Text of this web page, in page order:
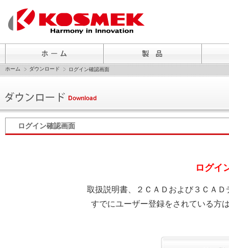
ホーム ダウンロード ログイン確認画面
ログイン確認画面
ログイ
取扱説明書、２ＣＡＤおよび３ＣＡ
すでにユーザー登録をされている方